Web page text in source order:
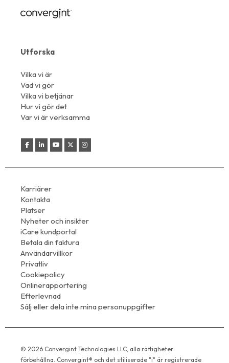
Utforska
Vilka vi är
Vad vi gör
Vilka vi betjänar
Hur vi gör det
Var vi är verksamma
Karriärer
Kontakta
Platser
Nyheter och insikter
iCare kundportal
Betala din faktura
Användarvillkor
Privatliv
Cookiepolicy
Onlinerapportering
Efterlevnad
Sälj eller dela inte mina personuppgifter
© 2026 Convergint Technologies LLC, alla rättigheter
förbehållna. Convergint® och det stiliserade "i" är registrerade